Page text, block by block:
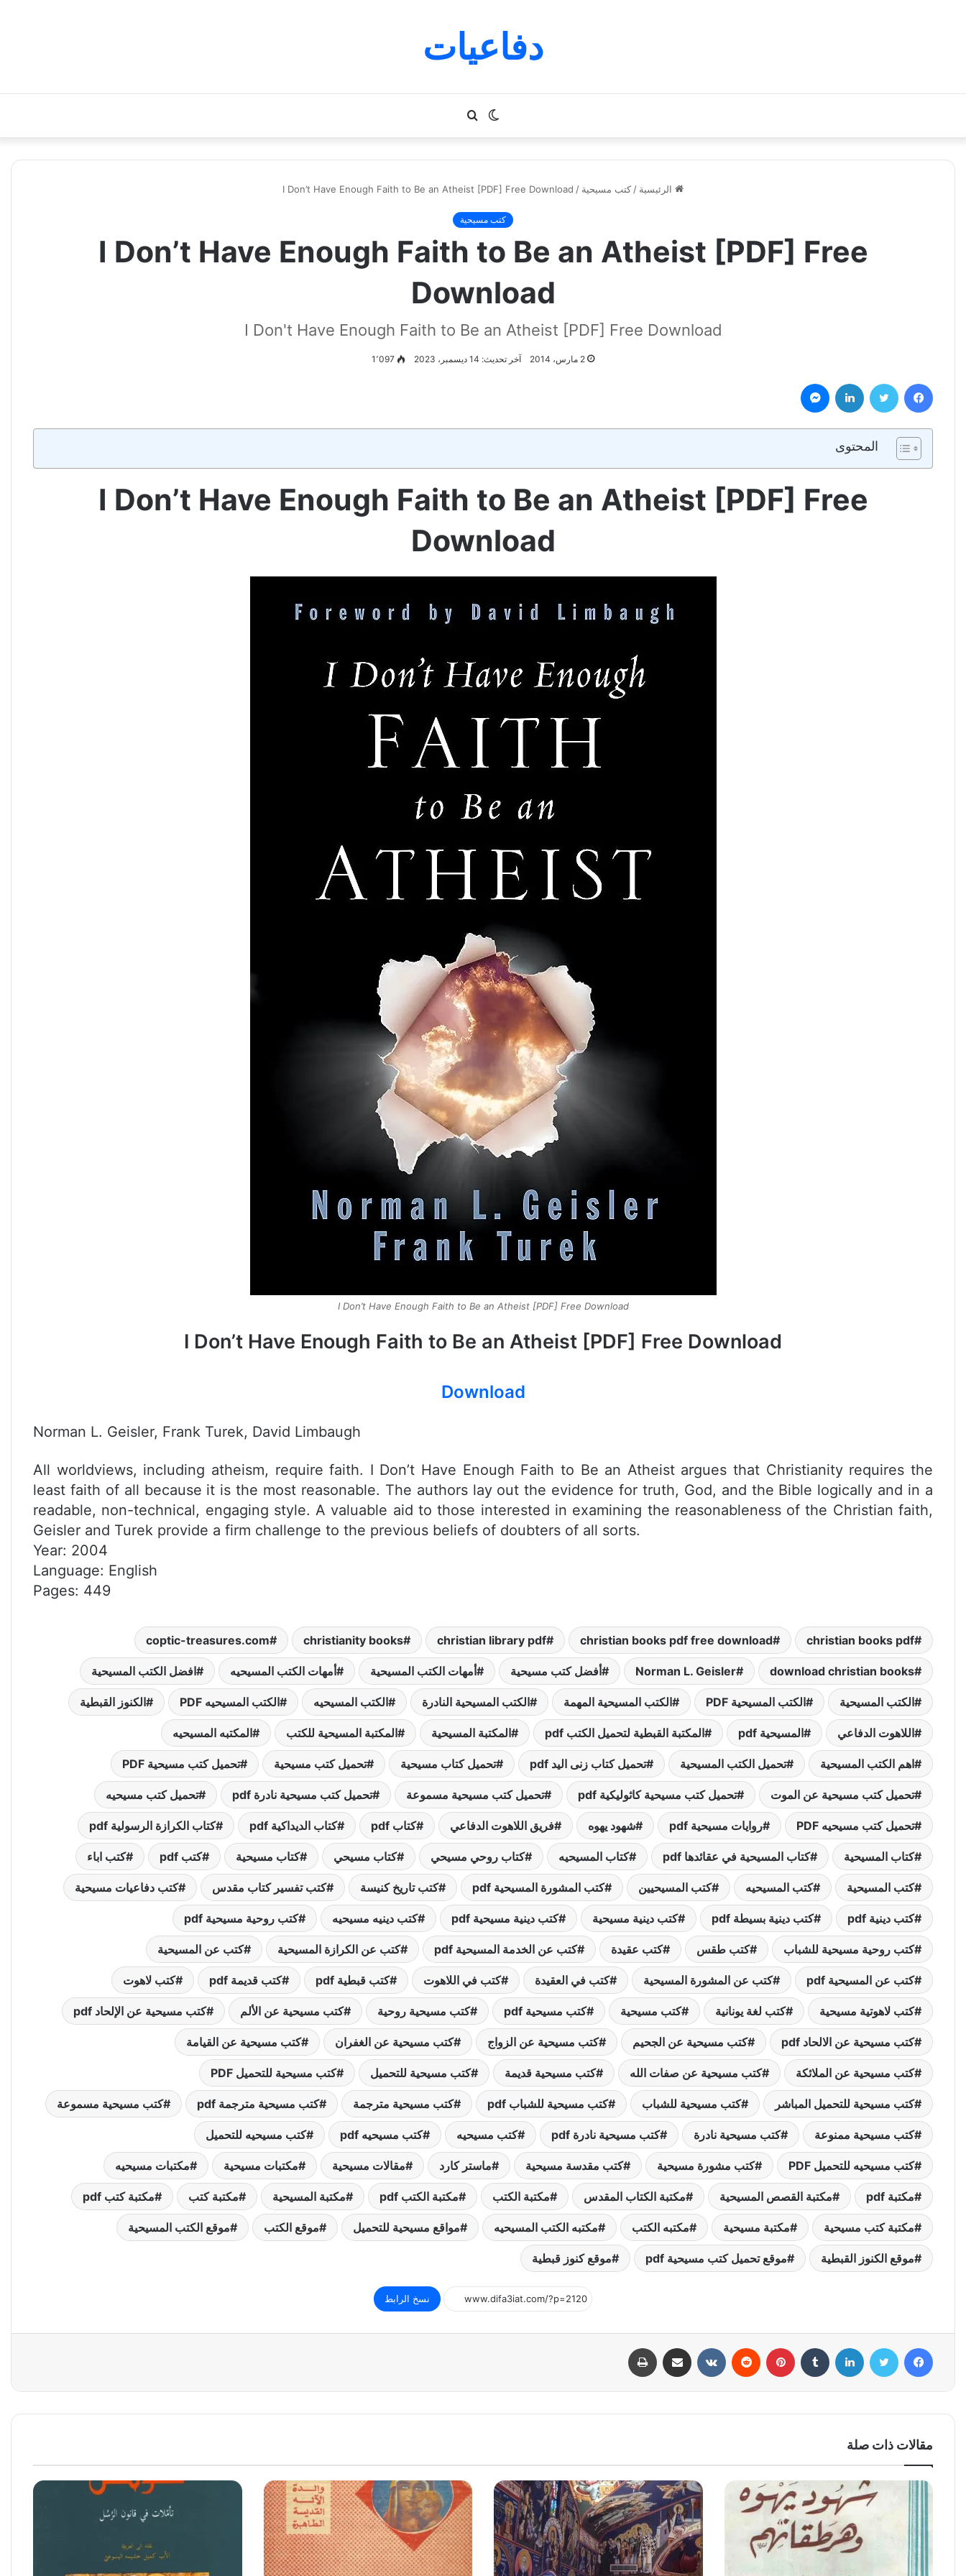
دفاعيات
بحث
عن
الوضع
المظلم
الرئيسية / كتب مسيحية /
I Don’t Have Enough Faith to Be an Atheist [PDF] Free Download
كتب مسيحية
I Don’t Have Enough Faith to Be an Atheist [PDF] Free
Download
I Don't Have Enough Faith to Be an Atheist [PDF] Free Download
2 مارس، 2014 آخر تحديث: 14 ديسمبر، 2023 1٬097
فيسبوك تويتر لينكدإن
المحتوى
I Don’t Have Enough Faith to Be an Atheist [PDF] Free
Download
I Don’t Have Enough Faith to Be an Atheist [PDF] Free Download
I Don’t Have Enough Faith to Be an Atheist [PDF] Free Download
Download
Norman L. Geisler, Frank Turek, David Limbaugh
All worldviews, including atheism, require faith. I Don’t Have Enough Faith to Be an Atheist argues that Christianity requires the
least faith of all because it is the most reasonable. The authors lay out the evidence for truth, God, and the Bible logically and in a
readable, non-technical, engaging style. A valuable aid to those interested in examining the reasonableness of the Christian faith,
Geisler and Turek provide a firm challenge to the previous beliefs of doubters of all sorts.
Year: 2004
Language: English
Pages: 449
christian books pdf
christian books pdf free download
christian library pdf
christianity books
coptic-treasures.com
download christian books
Norman L. Geisler أفضل كتب مسيحية أمهات الكتب المسيحية أمهات الكتب المسيحيه افضل الكتب المسيحية
الكتب المسيحية الكتب المسيحية PDF الكتب المسيحية المهمة الكتب المسيحية النادرة الكتب المسيحيه الكتب المسيحيه PDF الكنوز القبطية
اللاهوت الدفاعي المسيحية pdf المكتبة القبطية لتحميل الكتب pdf المكتبة المسيحية المكتبة المسيحية للكتب المكتبه المسيحيه
اهم الكتب المسيحية تحميل الكتب المسيحية تحميل كتاب زنى اليد pdf تحميل كتاب مسيحية تحميل كتب مسيحية تحميل كتب مسيحية PDF
تحميل كتب مسيحية عن الموت تحميل كتب مسيحية كاثوليكية pdf تحميل كتب مسيحية مسموعة تحميل كتب مسيحية نادرة pdf تحميل كتب مسيحيه
تحميل كتب مسيحيه PDF روايات مسيحية pdf شهود يهوه فريق اللاهوت الدفاعي كتاب pdf كتاب الديداكية pdf كتاب الكرازة الرسولية pdf
كتاب المسيحية كتاب المسيحية في عقائدها pdf كتاب المسيحيه كتاب روحي مسيحي كتاب مسيحي كتاب مسيحية كتب pdf كتب اباء
كتب المسيحية كتب المسيحيه كتب المسيحيين كتب المشورة المسيحية pdf كتب تاريخ كنيسة كتب تفسير كتاب مقدس كتب دفاعيات مسيحية
كتب دينية pdf كتب دينية بسيطة pdf كتب دينية مسيحية كتب دينية مسيحية pdf كتب دينيه مسيحيه كتب روحية مسيحية pdf
كتب روحية مسيحية للشباب كتب طقس كتب عقيدة كتب عن الخدمة المسيحية pdf كتب عن الكرازة المسيحية كتب عن المسيحية
كتب عن المسيحية pdf كتب عن المشورة المسيحية كتب في العقيدة كتب في اللاهوت كتب قبطية pdf كتب قديمة pdf كتب لاهوت
كتب لاهوتية مسيحية كتب لغة يونانية كتب مسيحية كتب مسيحية pdf كتب مسيحية روحية كتب مسيحية عن الألم كتب مسيحية عن الإلحاد pdf
كتب مسيحية عن الالحاد pdf كتب مسيحية عن الجحيم كتب مسيحية عن الزواج كتب مسيحية عن الغفران كتب مسيحية عن القيامة
كتب مسيحية عن الملائكة كتب مسيحية عن صفات الله كتب مسيحية قديمة كتب مسيحية للتحميل كتب مسيحية للتحميل PDF
كتب مسيحية للتحميل المباشر كتب مسيحية للشباب كتب مسيحية للشباب pdf كتب مسيحية مترجمة كتب مسيحية مترجمة pdf كتب مسيحية مسموعة
كتب مسيحية ممنوعة كتب مسيحية نادرة كتب مسيحية نادرة pdf كتب مسيحيه كتب مسيحيه pdf كتب مسيحيه للتحميل
كتب مسيحيه للتحميل PDF كتب مشورة مسيحية كتب مقدسة مسيحية ماستر كارد مقالات مسيحية مكتبات مسيحية مكتبات مسيحيه
مكتبة pdf مكتبة القصص المسيحية مكتبة الكتاب المقدس مكتبة الكتب مكتبة الكتب pdf مكتبة المسيحية مكتبة كتب مكتبة كتب pdf
مكتبة كتب مسيحية مكتبة مسيحية مكتبه الكتب مكتبه الكتب المسيحيه مواقع مسيحية للتحميل موقع الكتب موقع الكتب المسيحية
موقع الكنوز القبطية موقع تحميل كتب مسيحية pdf موقع كنوز قبطية
نسخ الرابط
فيسبوك تويتر لينكدإن بينتيريست مشاركة عبر البريد
مقالات ذات صلة